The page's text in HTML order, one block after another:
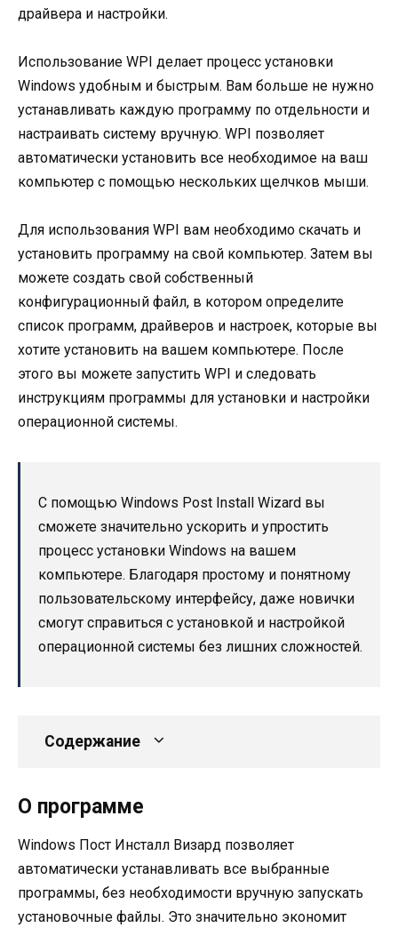
драйвера и настройки.
Использование WPI делает процесс установки
Windows удобным и быстрым. Вам больше не нужно
устанавливать каждую программу по отдельности и
настраивать систему вручную. WPI позволяет
автоматически установить все необходимое на ваш
компьютер с помощью нескольких щелчков мыши.
Для использования WPI вам необходимо скачать и
установить программу на свой компьютер. Затем вы
можете создать свой собственный
конфигурационный файл, в котором определите
список программ, драйверов и настроек, которые вы
хотите установить на вашем компьютере. После
этого вы можете запустить WPI и следовать
инструкциям программы для установки и настройки
операционной системы.
С помощью Windows Post Install Wizard вы
сможете значительно ускорить и упростить
процесс установки Windows на вашем
компьютере. Благодаря простому и понятному
пользовательскому интерфейсу, даже новички
смогут справиться с установкой и настройкой
операционной системы без лишних сложностей.
Содержание
О программе
Windows Пост Инсталл Визард позволяет
автоматически устанавливать все выбранные
программы, без необходимости вручную запускать
установочные файлы. Это значительно экономит